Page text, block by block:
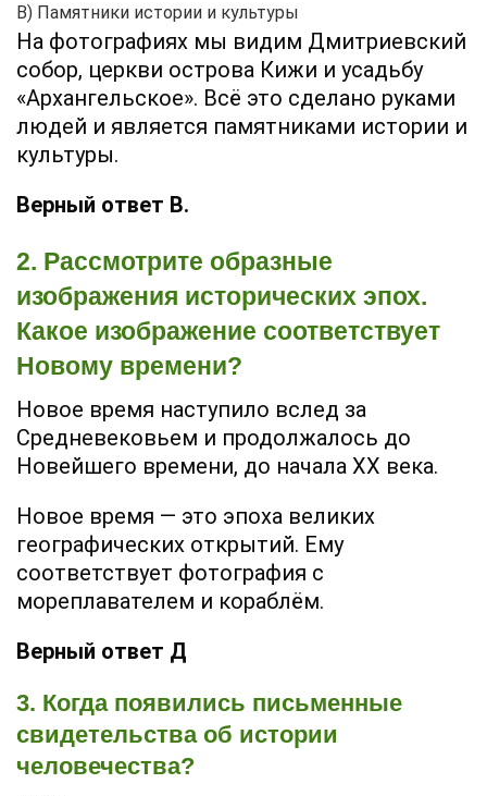
В) Памятники истории и культуры
На фотографиях мы видим Дмитриевский
собор, церкви острова Кижи и усадьбу
«Архангельское». Всё это сделано руками
людей и является памятниками истории и
культуры.
Верный ответ В.
2. Рассмотрите образные
изображения исторических эпох.
Какое изображение соответствует
Новому времени?
Новое время наступило вслед за
Средневековьем и продолжалось до
Новейшего времени, до начала XX века.
Новое время — это эпоха великих
географических открытий. Ему
соответствует фотография с
мореплавателем и кораблём.
Верный ответ Д
3. Когда появились письменные
свидетельства об истории
человечества?